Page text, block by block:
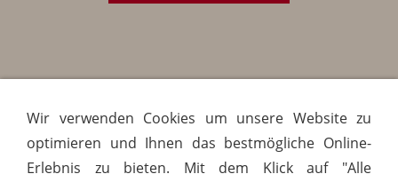
Wir verwenden Cookies um unsere Website zu
optimieren und Ihnen das bestmögliche Online-
Erlebnis zu bieten. Mit dem Klick auf "Alle